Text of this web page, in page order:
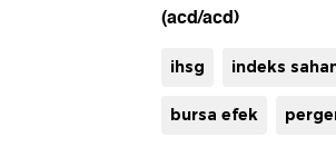
(acd/acd)
ihsg indeks
bursa efek